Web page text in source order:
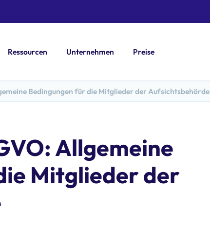
Ressourcen Unternehmen Preise
Bedingungen für die Mitglieder der Aufsichtsbehörde
Allgemeine
Mitglieder der